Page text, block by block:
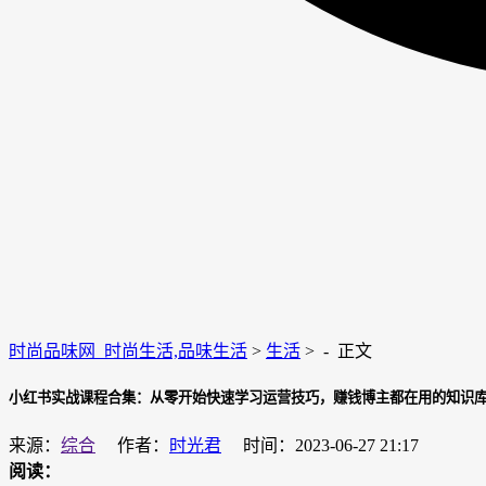
时尚品味网_时尚生活,品味生活 > 生活 > - 正文
小红书实战课程合集：从零开始快速学习运营技巧，赚钱博主都在用的知识
来源： 综合 作者： 时光君
时间：2023-06-27 21:17
阅读：